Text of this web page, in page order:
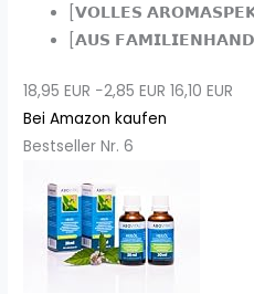
[𝗩𝗢𝗟𝗟𝗘𝗦
[𝗔𝗨𝗦 𝗙𝗔𝗠𝗜𝗟𝗜𝗘𝗡𝗛𝗔𝗡𝗗]
18,95 EUR −2,85 EUR 16,10 EUR
Bei Amazon kaufen
Bestseller Nr. 6